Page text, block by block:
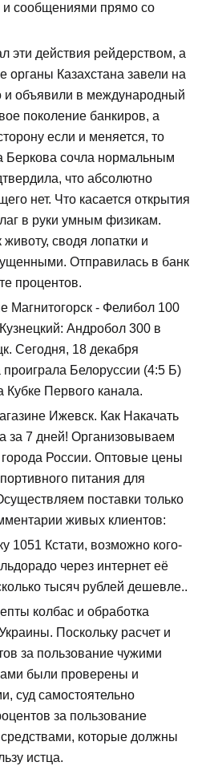
и сообщениями прямо со
эти действия рейдерством, а
органы Казахстана завели на
и объявили в международный
поколение банкиров, а
если и меняется, то
Беркова сочла нормальным
что абсолютно
нет. Что касается открытия
в руки умным физикам.
животу, сводя лопатки и
Отправилась в банк
процентов.
Магнитогорск - Фелибол 100
Андробол 300 в
Сегодня, 18 декабря
проиграла Белоруссии (4:5 Б)
Кубке Первого канала.
Ижевск. Как Накачать
за 7 дней! Организовываем
России. Оптовые цены
питания для
поставки только
живых клиентов:
1051 Кстати, возможно кого-
через интернет её
тысяч рублей дешевле..
колбас и обработка
Поскольку расчет и
за пользование чужими
были проверены и
суд самостоятельно
за пользование
которые должны
истца.